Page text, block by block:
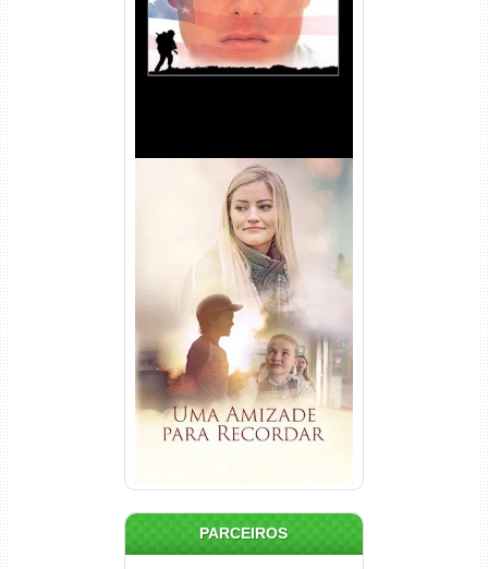
Dual Áudio
Uma Amizade para Recordar
Torrent (2025) WEB-DL 1080p
Dual Áudio
PARCEIROS